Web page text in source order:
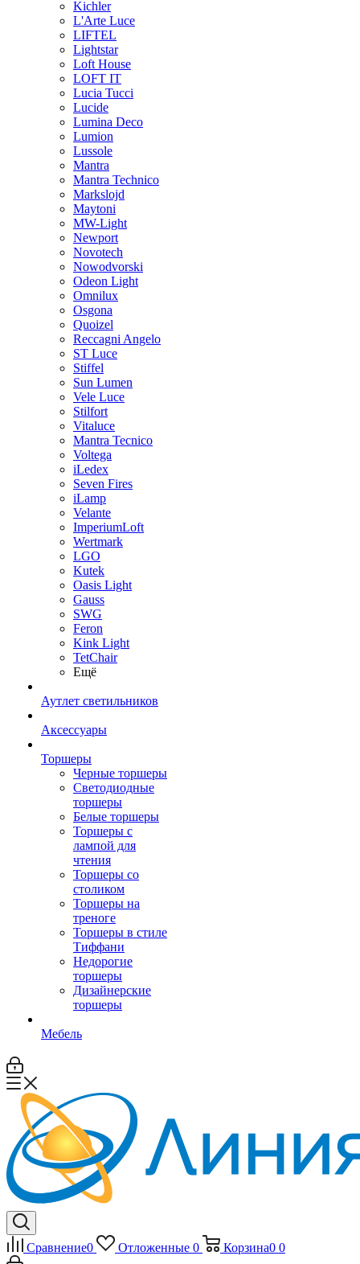
Kichler
L'Arte Luce
LIFTEL
Lightstar
Loft House
LOFT IT
Lucia Tucci
Lucide
Lumina Deco
Lumion
Lussole
Mantra
Mantra Technico
Markslojd
Maytoni
MW-Light
Newport
Novotech
Nowodvorski
Odeon Light
Omnilux
Osgona
Quoizel
Reccagni Angelo
ST Luce
Stiffel
Sun Lumen
Vele Luce
Stilfort
Vitaluce
Mantra Tecnico
Voltega
iLedex
Seven Fires
iLamp
Velante
ImperiumLoft
Wertmark
LGO
Kutek
Oasis Light
Gauss
SWG
Feron
Kink Light
TetСhair
Ещё
Аутлет светильников
Аксессуары
Торшеры
Черные торшеры
Светодиодные
торшеры
Белые торшеры
Торшеры с
лампой для
чтения
Торшеры со
столиком
Торшеры на
треноге
Торшеры в стиле
Тиффани
Недорогие
торшеры
Дизайнерские
торшеры
Мебель
Сравнение0 Отложенные 0 Корзина0 0